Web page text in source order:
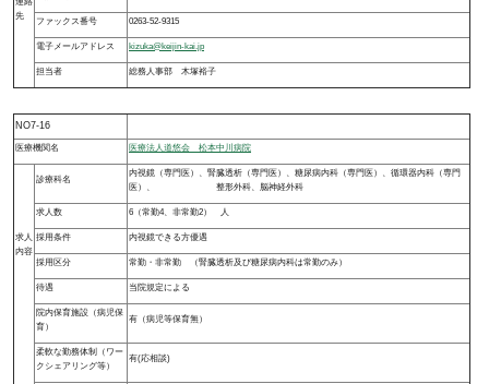
連絡
先
ファックス番号 0263-52-9315
電子メールアドレス kizuka@keijin-kai.jp
担当者 総務人事部 木塚裕子
NO7-16
医療機関名 医療法人道悠会 松本中川病院
求人
内容
診療科名
内視鏡（専門医）、腎臓透析（専門医）、糖尿病内科（専門医）、循環器内科（専門
医）、 整形外科、脳神経外科
求人数 6（常勤4、非常勤2） 人
採用条件 内視鏡できる方優遇
採用区分 常勤・非常勤 （腎臓透析及び糖尿病内科は常勤のみ）
待遇 当院規定による
院内保育施設（病児保
育）
有（病児等保育無）
柔軟な勤務体制（ワー
クシェアリング等）
有(応相談)